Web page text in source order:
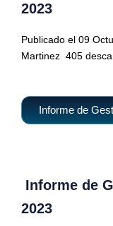
2023
Publicado el 09
Martinez 405
Informe de
Informe de
2023